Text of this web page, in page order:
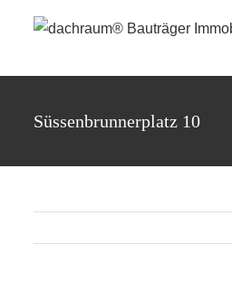
Inhalt
Süssenbrunnerplatz 10